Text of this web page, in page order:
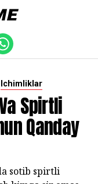
Ichimliklar
Spirtli
Qanday
sotib spirtli